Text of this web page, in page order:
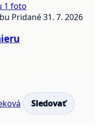
1 foto
Pridané 31. 7. 2026
Sledovať